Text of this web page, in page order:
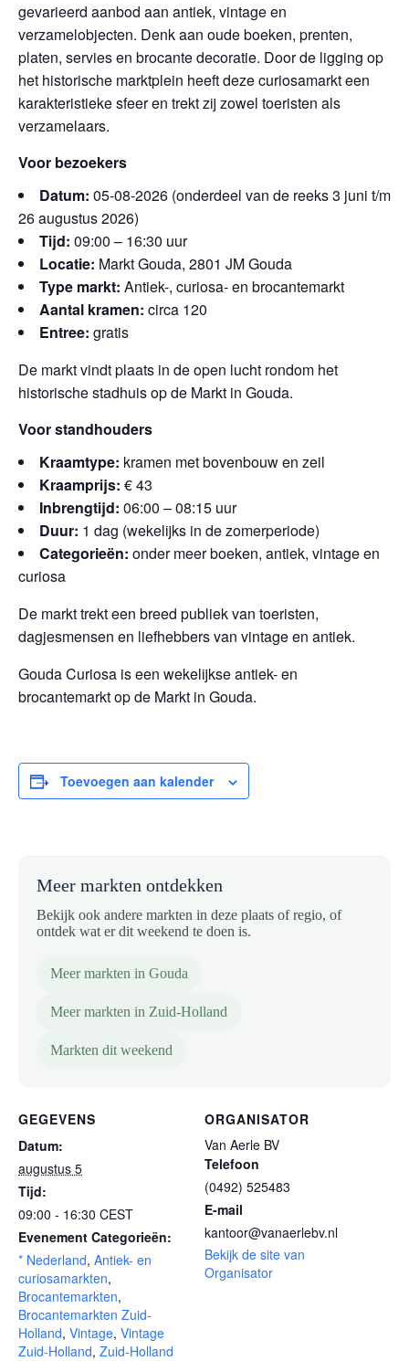
gevarieerd aanbod aan antiek, vintage en
verzamelobjecten. Denk aan oude boeken, prenten,
platen, servies en brocante decoratie. Door de ligging op
het historische marktplein heeft deze curiosamarkt een
karakteristieke sfeer en trekt zij zowel toeristen als
verzamelaars.
Voor bezoekers
Datum: 05-08-2026 (onderdeel van de reeks 3 juni t/m
26 augustus 2026)
Tijd: 09:00 – 16:30 uur
Locatie: Markt Gouda, 2801 JM Gouda
Type markt: Antiek-, curiosa- en brocantemarkt
Aantal kramen: circa 120
Entree: gratis
De markt vindt plaats in de open lucht rondom het
historische stadhuis op de Markt in Gouda.
Voor standhouders
Kraamtype: kramen met bovenbouw en zeil
Kraamprijs: € 43
Inbrengtijd: 06:00 – 08:15 uur
Duur: 1 dag (wekelijks in de zomerperiode)
Categorieën: onder meer boeken, antiek, vintage en
curiosa
De markt trekt een breed publiek van toeristen,
dagjesmensen en liefhebbers van vintage en antiek.
Gouda Curiosa is een wekelijkse antiek- en
brocantemarkt op de Markt in Gouda.
Toevoegen aan kalender
Meer markten ontdekken
Bekijk ook andere markten in deze plaats of regio, of
ontdek wat er dit weekend te doen is.
Meer markten in Gouda
Meer markten in Zuid-Holland
Markten dit weekend
GEGEVENS
Datum:
augustus 5
Tijd:
09:00 - 16:30 CEST
Evenement Categorieën:
* Nederland, Antiek- en
curiosamarkten,
Brocantemarkten,
Brocantemarkten Zuid-
Holland, Vintage, Vintage
Zuid-Holland, Zuid-Holland
ORGANISATOR
Van Aerle BV
Telefoon
(0492) 525483
E-mail
kantoor@vanaerlebv.nl
Bekijk de site van
Organisator